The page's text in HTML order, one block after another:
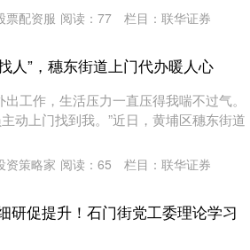
票配资服 阅读： 77 栏目： 联华证券
人”，穗东街道上门代办暖人心
工作，生活压力一直压得我喘不过气。
动上门找到我。”近日，黄埔区穗东街道
资策略家 阅读： 65 栏目： 联华证券
研促提升！石门街党工委理论学习